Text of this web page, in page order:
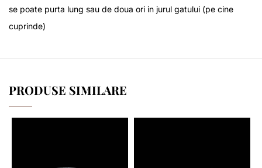
se poate purta lung sau de doua ori in jurul gatului (pe cine
cuprinde)
PRODUSE SIMILARE